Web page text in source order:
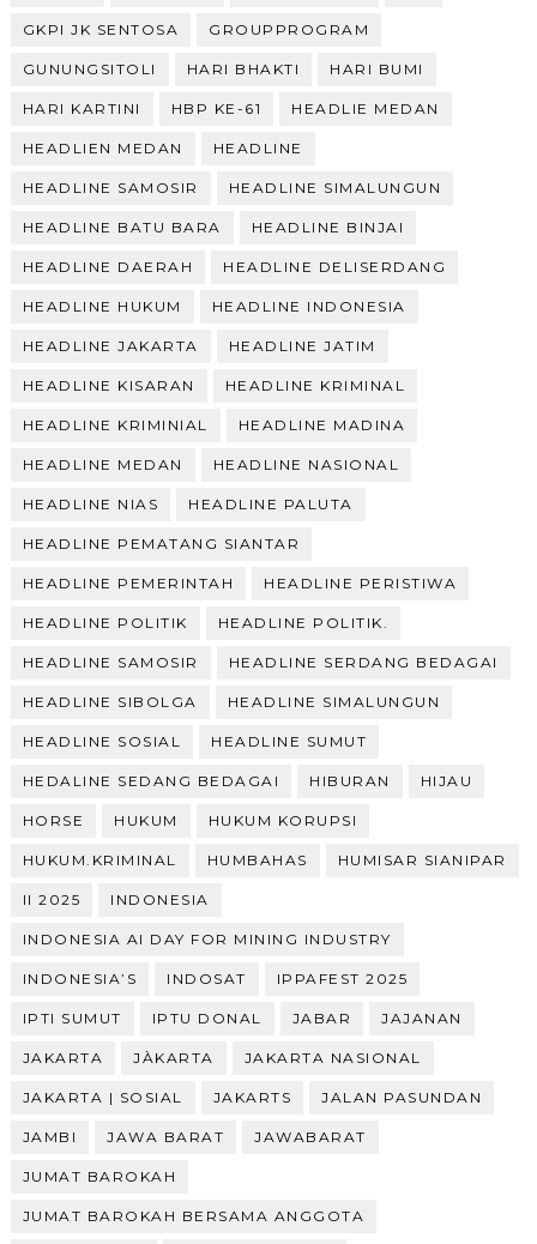
GKPI JK SENTOSA GROUPPROGRAM
GUNUNGSITOLI HARI BHAKTI HARI BUMI
HARI KARTINI HBP KE-61 HEADLIE MEDAN
HEADLIEN MEDAN HEADLINE
HEADLINE SAMOSIR HEADLINE SIMALUNGUN
HEADLINE BATU BARA HEADLINE BINJAI
HEADLINE DAERAH HEADLINE DELISERDANG
HEADLINE HUKUM HEADLINE INDONESIA
HEADLINE JAKARTA HEADLINE JATIM
HEADLINE KISARAN HEADLINE KRIMINAL
HEADLINE KRIMINIAL HEADLINE MADINA
HEADLINE MEDAN HEADLINE NASIONAL
HEADLINE NIAS HEADLINE PALUTA
HEADLINE PEMATANG SIANTAR
HEADLINE PEMERINTAH HEADLINE PERISTIWA
HEADLINE POLITIK HEADLINE POLITIK.
HEADLINE SAMOSIR HEADLINE SERDANG BEDAGAI
HEADLINE SIBOLGA HEADLINE SIMALUNGUN
HEADLINE SOSIAL HEADLINE SUMUT
HEDALINE SEDANG BEDAGAI HIBURAN HIJAU
HORSE HUKUM HUKUM KORUPSI
HUKUM.KRIMINAL HUMBAHAS HUMISAR SIANIPAR
II 2025 INDONESIA
INDONESIA AI DAY FOR MINING INDUSTRY
INDONESIA’S INDOSAT IPPAFEST 2025
IPTI SUMUT IPTU DONAL JABAR JAJANAN
JAKARTA JÀKARTA JAKARTA NASIONAL
JAKARTA | SOSIAL JAKARTS JALAN PASUNDAN
JAMBI JAWA BARAT JAWABARAT
JUMAT BAROKAH
JUMAT BAROKAH BERSAMA ANGGOTA